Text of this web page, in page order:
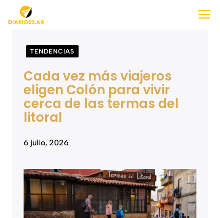
Saltar
TENDENCIAS
Cada vez más viajeros
eligen Colón para vivir
cerca de las termas del
litoral
6 julio, 2026